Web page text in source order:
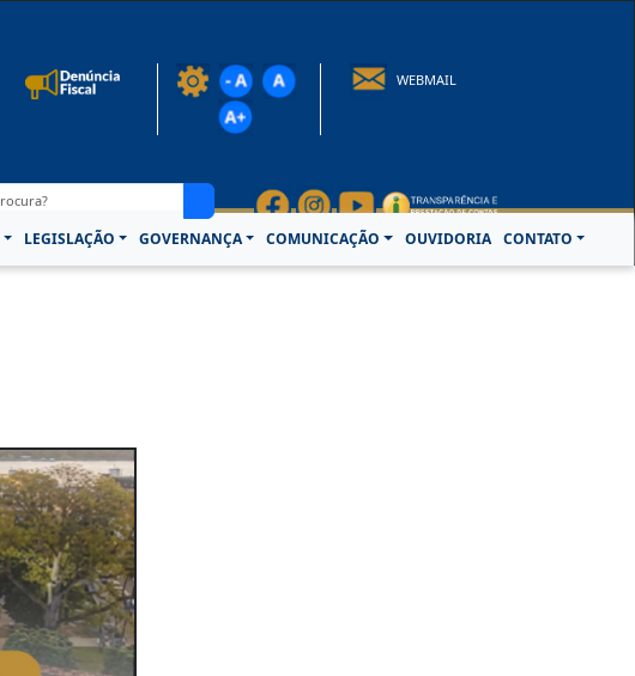
WEBMAIL
LEGISLAÇÃO GOVERNANÇA COMUNICAÇÃO OUVIDORIA CONTATO